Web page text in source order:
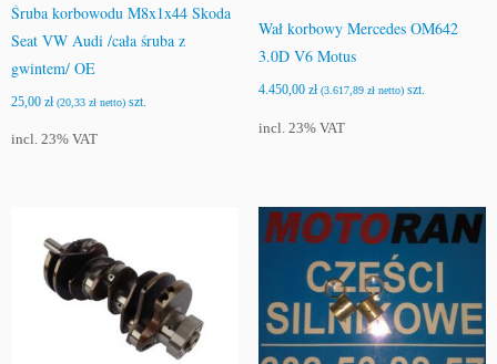
Śruba korbowodu M8x1x44 Skoda
Seat VW Audi /cała śruba z
gwintem/ OE
25,00 zł (20,33 zł netto) szt.
incl. 23% VAT
Wał korbowy Mercedes OM642
3.0D V6 Motus
4.450,00 zł (3.617,89 złnetto)szt.
incl. 23% VAT